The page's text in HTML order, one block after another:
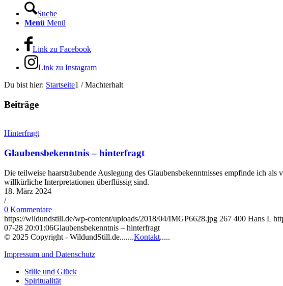
Suche
Menü Menü
Link zu Facebook
Link zu Instagram
Du bist hier: Startseite1 / Machterhalt
Beiträge
Hinterfragt
Glaubensbekenntnis – hinterfragt
Die teilweise haarsträubende Auslegung des Glaubensbekenntnisses empfinde ich
willkürliche Interpretationen überflüssig sind.
18. März 2024
/
0 Kommentare
https://wildundstill.de/wp-content/uploads/2018/04/IMGP6628.jpg 267 400 Hans L
07-28 20:01:06Glaubensbekenntnis – hinterfragt
© 2025 Copyright - WildundStill.de.......Kontakt.....
Impressum und Datenschutz
Stille und Glück
Spiritualität